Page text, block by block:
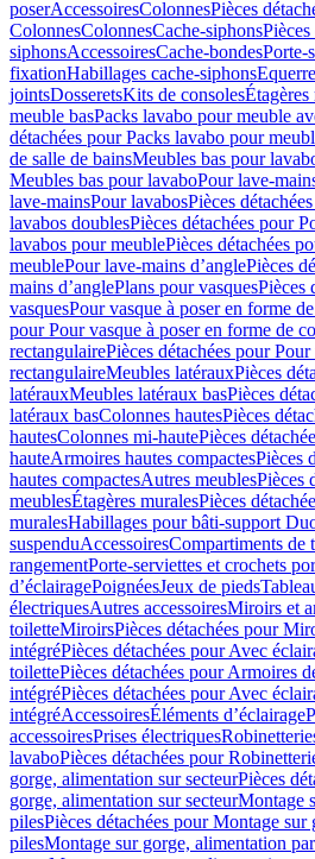
poserAccessoiresColonnesPièces
ColonnesColonnesCache-siphons
siphonsAccessoiresCache-bondesPorte-
fixationHabillages cache-siphons
jointsDosseretsKits de consolesÉtagères
meuble basPacks lavabo pour meuble
détachées pour Packs lavabo pour
de salle de bainsMeubles bas pour
Meubles bas pour lavaboPour lave-
lave-mainsPour lavabosPièces
lavabos doublesPièces détachées pour
lavabos pour meublePièces détachées
meublePour lave-mains d’anglePièces
mains d’anglePlans pour vasquesPièces
vasquesPour vasque à poser en forme
pour Pour vasque à poser en forme de
rectangulairePièces détachées pour
rectangulaireMeubles latérauxPièces
latérauxMeubles latéraux basPièces
latéraux basColonnes hautesPièces
hautesColonnes mi-hautePièces
hauteArmoires hautes compactesPièces
hautes compactesAutres meublesPièces
meublesÉtagères muralesPièces
muralesHabillages pour bâti-support
suspenduAccessoiresCompartiments de
rangementPorte-serviettes et crochets
d’éclairagePoignéesJeux de pieds
électriquesAutres accessoiresMiroirs et
toiletteMiroirsPièces détachées pour
intégréPièces détachées pour Avec
toilettePièces détachées pour Armoires
intégréPièces détachées pour Avec
intégréAccessoiresÉléments d’éclairage
accessoiresPrises électriques
lavaboPièces détachées pour
gorge, alimentation sur secteurPièces
gorge, alimentation sur secteurMontage
pilesPièces détachées pour Montage
pilesMontage sur gorge, alimentation